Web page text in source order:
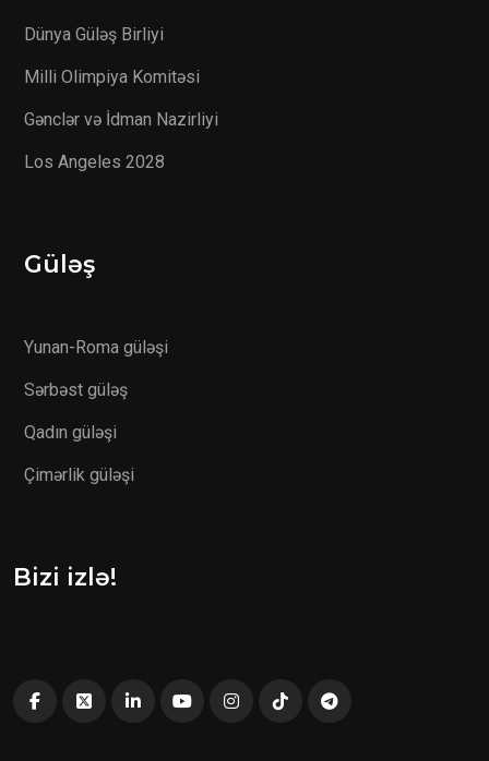
Dünya Güləş Birliyi
Milli Olimpiya Komitəsi
Gənclər və İdman Nazirliyi
Los Angeles 2028
Güləş
Yunan-Roma güləşi
Sərbəst güləş
Qadın güləşi
Çimərlik güləşi
Bizi izlə!